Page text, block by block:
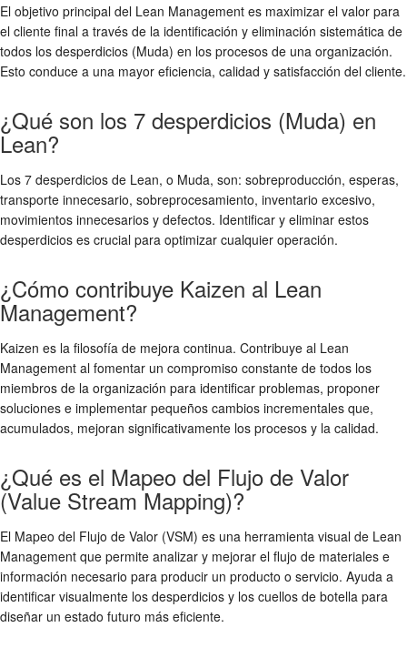
El objetivo principal del Lean Management es maximizar el valor para
el cliente final a través de la identificación y eliminación sistemática de
todos los desperdicios (Muda) en los procesos de una organización.
Esto conduce a una mayor eficiencia, calidad y satisfacción del cliente.
¿Qué son los 7 desperdicios (Muda) en
Lean?
Los 7 desperdicios de Lean, o Muda, son: sobreproducción, esperas,
transporte innecesario, sobreprocesamiento, inventario excesivo,
movimientos innecesarios y defectos. Identificar y eliminar estos
desperdicios es crucial para optimizar cualquier operación.
¿Cómo contribuye Kaizen al Lean
Management?
Kaizen es la filosofía de mejora continua. Contribuye al Lean
Management al fomentar un compromiso constante de todos los
miembros de la organización para identificar problemas, proponer
soluciones e implementar pequeños cambios incrementales que,
acumulados, mejoran significativamente los procesos y la calidad.
¿Qué es el Mapeo del Flujo de Valor
(Value Stream Mapping)?
El Mapeo del Flujo de Valor (VSM) es una herramienta visual de Lean
Management que permite analizar y mejorar el flujo de materiales e
información necesario para producir un producto o servicio. Ayuda a
identificar visualmente los desperdicios y los cuellos de botella para
diseñar un estado futuro más eficiente.